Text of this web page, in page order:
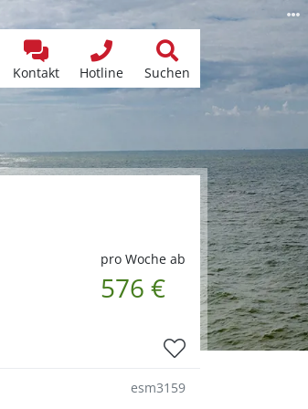
Kontakt Hotline Suchen
pro Woche ab
576 €
esm3159